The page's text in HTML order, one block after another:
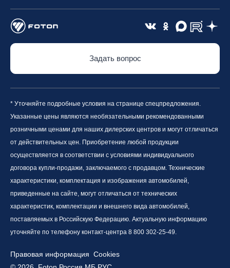
Задать вопрос
* Уточняйте подробные условия на странице спецпредложения.
Указанные цены являются необязательными рекомендованными
розничными ценами для наших дилерских центров и могут отличаться
от действительных цен. Приобретение любой продукции
осуществляется в соответствии с условиями индивидуального
договора купли-продажи, заключаемого с продавцом. Технические
характеристики, комплектация и изображения автомобилей,
приведенные на сайте, могут отличаться от технических
характеристик, комплектации и внешнего вида автомобилей,
поставляемых в Российскую Федерацию. Актуальную информацию
уточняйте по телефону контакт-центра 8 800 302-25-49.
Правовая информация Cookies